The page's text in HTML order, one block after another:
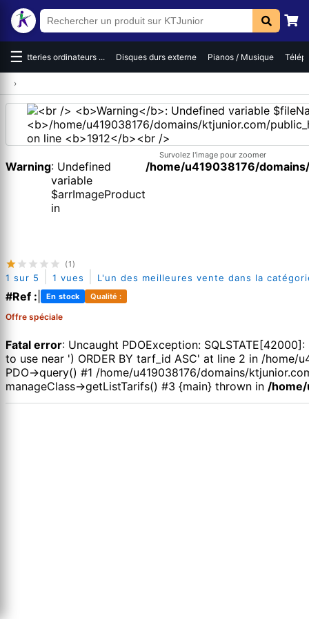
☰Batteries ordinateurs ... Disques durs externe Pianos / Musique
›
Warning: Undefined
variable
$arrImageProduct
in
/home/u419038176/
Survolez l'image pour zoomer
(1)
1 sur 5 1 vues L'un des meilleures vente dans la
#Ref : En stock Qualité :
Offre spéciale
Fatal error: Uncaught PDOException:
to use near ') ORDER BY tarf_id ASC' at line 2 in /
PDO->query() #1 /home/u419038176/domains/
manageClass->getListTarifs() #3 {main} thrown in /